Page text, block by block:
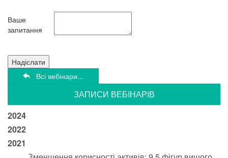
Ваше
запитання
Надіслати
Всі вебінари...
ЗАПИСИ ВЕБIНАРIВ
2024
2022
2021